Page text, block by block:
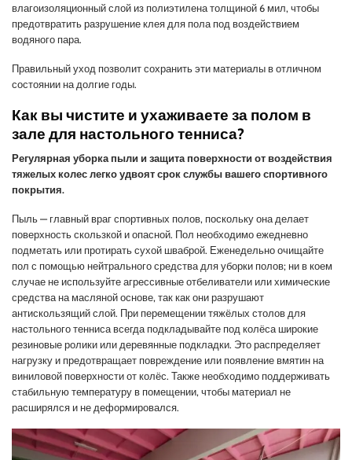
влагоизоляционный слой из полиэтилена толщиной 6 мил, чтобы
предотвратить разрушение клея для пола под воздействием
водяного пара.
Правильный уход позволит сохранить эти материалы в отличном
состоянии на долгие годы.
Как вы чистите и ухаживаете за полом в
зале для настольного тенниса?
Регулярная уборка пыли и защита поверхности от воздействия
тяжелых колес легко удвоят срок службы вашего спортивного
покрытия.
Пыль — главный враг спортивных полов, поскольку она делает
поверхность скользкой и опасной. Пол необходимо ежедневно
подметать или протирать сухой шваброй. Еженедельно очищайте
пол с помощью нейтрального средства для уборки полов; ни в коем
случае не используйте агрессивные отбеливатели или химические
средства на масляной основе, так как они разрушают
антискользящий слой. При перемещении тяжёлых столов для
настольного тенниса всегда подкладывайте под колёса широкие
резиновые ролики или деревянные подкладки. Это распределяет
нагрузку и предотвращает повреждение или появление вмятин на
виниловой поверхности от колёс. Также необходимо поддерживать
стабильную температуру в помещении, чтобы материал не
расширялся и не деформировался.